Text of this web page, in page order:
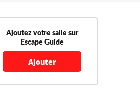
Ajoutez votre salle sur
Escape Guide
Ajouter